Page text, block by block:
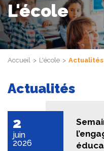
L'école
Accueil L'école Actualités
Actualités
2
juin
2026